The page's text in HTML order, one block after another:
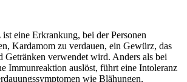
eine Erkrankung, bei der Personen
Kardamom zu verdauen, ein Gewürz, das
Getränken verwendet wird. Anders als bei
Immunreaktion auslöst, führt eine Intoleranz
wie Blähungen,